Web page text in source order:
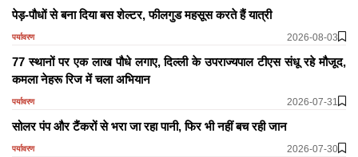
पेड़-पौधों से बना दिया बस शेल्टर, फीलगुड महसूस करते हैं यात्री
पर्यावरण 2026-08-03
77 स्थानों पर एक लाख पौधे लगाए, दिल्ली के उपराज्यपाल टीएस संधू रहे मौजूद,
कमला नेहरू रिज में चला अभियान
पर्यावरण 2026-07-31
सोलर पंप और टैंकरों से भरा जा रहा पानी, फिर भी नहीं बच रही जान
पर्यावरण 2026-07-30